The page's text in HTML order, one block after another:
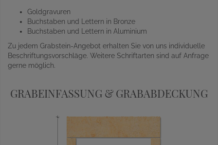
Goldgravuren
Buchstaben und Lettern in Bronze
Buchstaben und Lettern in Aluminium
Zu jedem Grabstein-Angebot erhalten Sie von uns individuelle
Beschriftungsvorschläge. Weitere Schriftarten sind auf Anfrage
gerne möglich.
GRABEINFASSUNG & GRABABDECKUNG